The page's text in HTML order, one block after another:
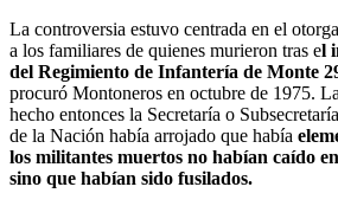
La controversia estuvo centrada en el
a los familiares de quienes murieron tras el
del Regimiento de Infantería de Monte
procuró Montoneros en octubre de 1975.
hecho entonces la Secretaría o
de la Nación había arrojado que había
los militantes muertos no habían caído
sino que habían sido fusilados.